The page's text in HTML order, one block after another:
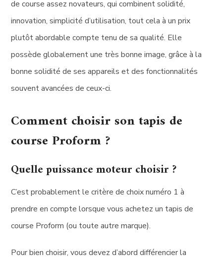
de course assez novateurs, qui combinent solidité,
innovation, simplicité d’utilisation, tout cela à un prix
plutôt abordable compte tenu de sa qualité. Elle
possède globalement une très bonne image, grâce à la
bonne solidité de ses appareils et des fonctionnalités
souvent avancées de ceux-ci.
Comment choisir son tapis de
course Proform ?
Quelle puissance moteur choisir ?
C’est probablement le critère de choix numéro 1 à
prendre en compte lorsque vous achetez un tapis de
course Proform (ou toute autre marque).
Pour bien choisir, vous devez d’abord différencier la